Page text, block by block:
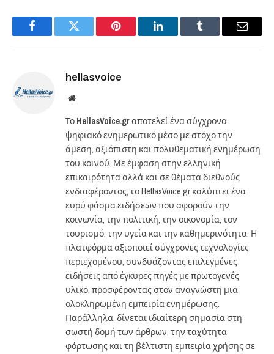
FacebookTwitter Pinterest LinkedInTumblr Email
hellasvoice
Website
Το HellasVoice.grαποτελεί ένα σύγχρονο
ψηφιακό ενημερωτικό μέσο με στόχο την
άμεση, αξιόπιστη και πολυθεματική ενημέρωση
του κοινού. Με έμφαση στην ελληνική
επικαιρότητα αλλά και σε θέματα διεθνούς
ενδιαφέροντος, το HellasVoice.gr καλύπτει ένα
ευρύ φάσμα ειδήσεων που αφορούν την
κοινωνία, την πολιτική, την οικονομία, τον
τουρισμό, την υγεία και την καθημερινότητα. Η
πλατφόρμα αξιοποιεί σύγχρονες τεχνολογίες
περιεχομένου, συνδυάζοντας επιλεγμένες
ειδήσεις από έγκυρες πηγές με πρωτογενές
υλικό, προσφέροντας στον αναγνώστη μια
ολοκληρωμένη εμπειρία ενημέρωσης.
Παράλληλα, δίνεται ιδιαίτερη σημασία στη
σωστή δομή των άρθρων, την ταχύτητα
φόρτωσης και τη βέλτιστη εμπειρία χρήσης σε